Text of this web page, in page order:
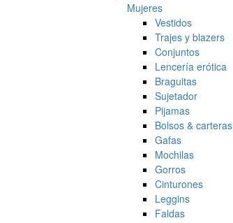
Mujeres
Vestidos
Trajes y blazers
Conjuntos
Lencería erótica
Braguitas
Sujetador
Pijamas
Bolsos & carteras
Gafas
Mochilas
Gorros
Cinturones
Leggins
Faldas